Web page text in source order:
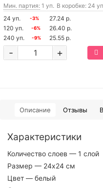
Мин. партия: 1 уп. В коробке: 24
24 уп.
-3%
27.24 р.
120 уп.
-6%
26.40 р.
240 уп.
-9% 25.55 р.
+
-
Описание Отзывы
Характеристики
Количество слоев — 1 слой
Размер — 24х24 см
Цвет — белый